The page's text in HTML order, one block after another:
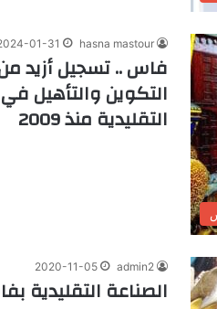
hasna mastour
01-31
التكوين والتأهيل
التقليدية منذ 2009
admin2
2020-11-05
الصناعة التقليدية